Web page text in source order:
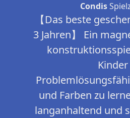
Condis
【Das beste
3 Jahren】 Ein
und Farben zu
langanhaltend und